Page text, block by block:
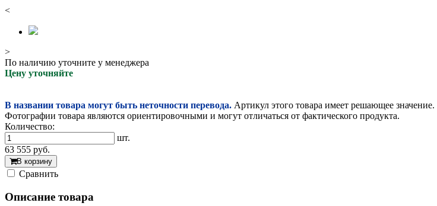
<
>
По наличию уточните у менеджера
Цену уточняйте
В названии товара могут быть неточности перевода. Артикул этого товара имеет решающее значение.
Фотографии товара являются ориентировочными и могут отличаться от фактического продукта.
Количество:
шт.
63 555 руб.
В корзину
Cравнить
Описание товара